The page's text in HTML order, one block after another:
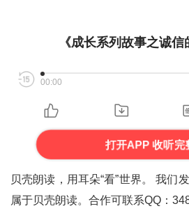
《成长系列故事之诚信
00:00
打开APP 收听完
贝壳朗读，用耳朵“看”世界。 我们
属于贝壳朗读。合作可联系QQ：